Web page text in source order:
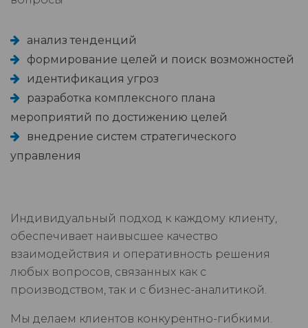
анализ тенденций
формирование целей и поиск возможностей
идентификация угроз
разработка комплексного плана
мероприятий по достижению целей
внедрение систем стратегического
управления
Индивидуальный подход к каждому клиенту,
обеспечивает наивысшее качество
взаимодействия и оперативность решения
любых вопросов, связанных как с
производством, так и с бизнес-аналитикой.
Мы делаем клиентов конкурентно-гибкими.